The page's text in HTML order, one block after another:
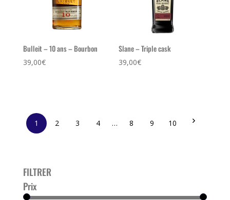
Bulleit – 10 ans – Bourbon
39,00€
Slane – Triple cask
39,00€
1 2 3 4 … 8 9 10
FILTRER
Prix